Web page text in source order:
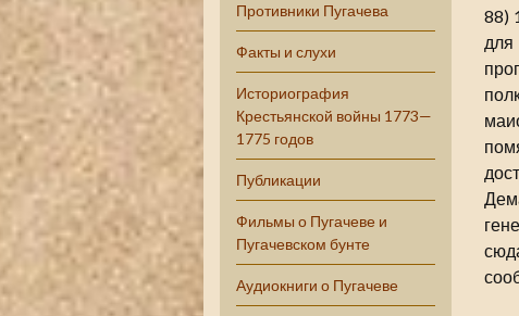
Противники Пугачева
Факты и слухи
Историография
Крестьянской войны 1773—
1775 годов
Публикации
Фильмы о Пугачеве и
Пугачевском бунте
Аудиокниги о Пугачеве
88)